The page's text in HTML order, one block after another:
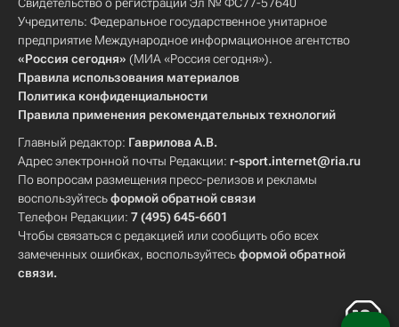
Свидетельство о регистрации Эл № ФС77-57640
Учредитель: Федеральное государственное унитарное
предприятие Международное информационное агентство
«Россия сегодня» (МИА «Россия сегодня»).
Правила использования материалов
Политика конфиденциальности
Правила применения рекомендательных технологий
Главный редактор: Гаврилова А.В.
Адрес электронной почты Редакции: r-sport.internet@ria.ru
По вопросам размещения пресс-релизов и рекламы
воспользуйтесьформой обратной связи
Телефон Редакции: 7 (495) 645-6601
Чтобы связаться с редакцией или сообщить обо всех
замеченных ошибках, воспользуйтесьформой обратной
связи.